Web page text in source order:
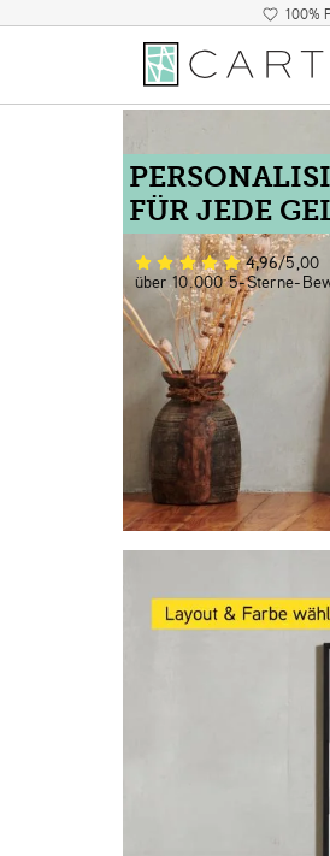
100%
FÜR JEDE
4,96/5,00
über 10.000 5-Sterne-